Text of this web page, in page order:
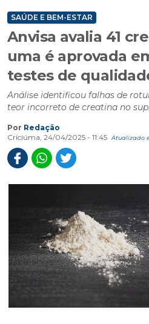
SAÚDE E BEM-ESTAR
Anvisa avalia 41
uma é aprovada
testes de
Análise identificou falhas de
teor incorreto de creatina no
Por Redação
Criciúma, 24/04/2025 - 11:45
Atualizado